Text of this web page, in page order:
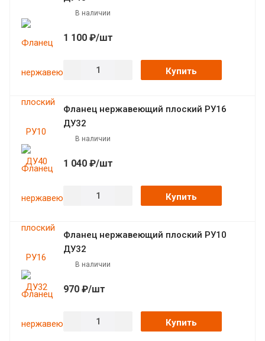
В наличии
1 100 ₽/шт
Купить
Фланец нержавеющий плоский РУ16
ДУ32
В наличии
1 040 ₽/шт
Купить
Фланец нержавеющий плоский РУ10
ДУ32
В наличии
970 ₽/шт
Купить